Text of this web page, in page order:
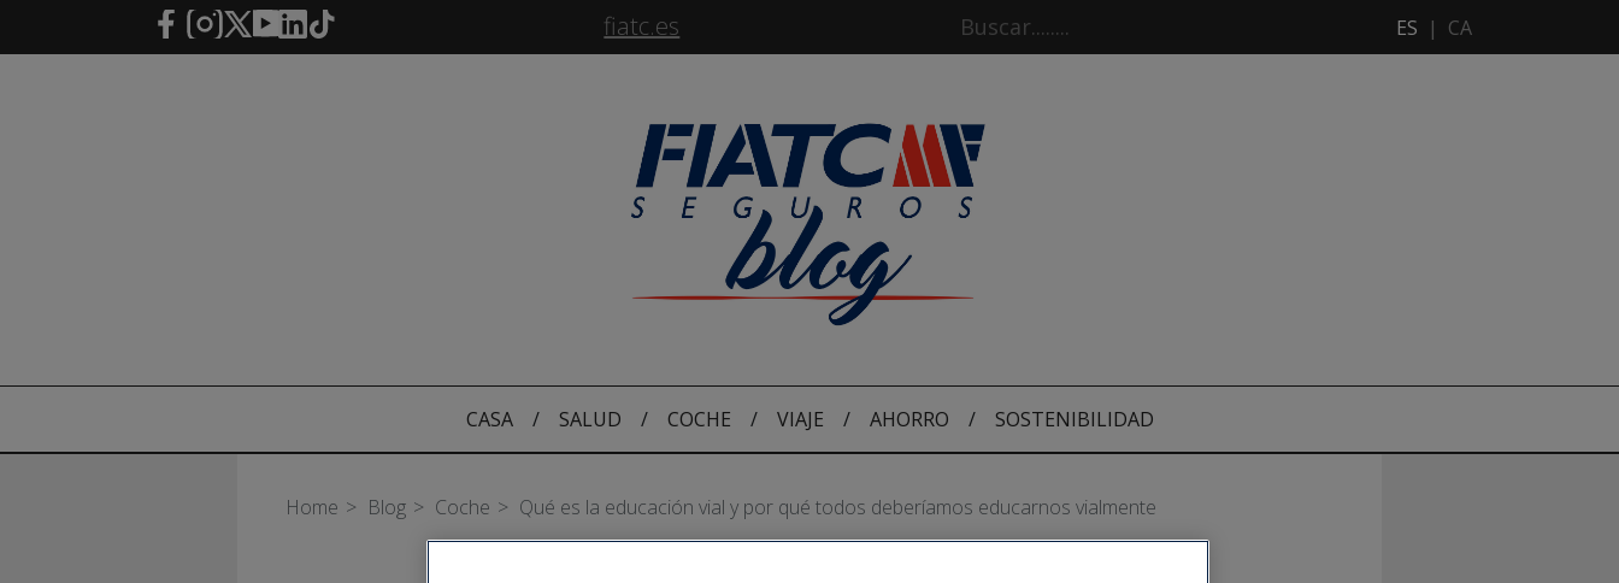
Saltar al contenido principal fiatc.es ES | CA
CASA / SALUD / COCHE / VIAJE / AHORRO / SOSTENIBILIDAD
Home Blog Coche Qué es la educación vial y por qué todos deberíamos educarnos vialmente